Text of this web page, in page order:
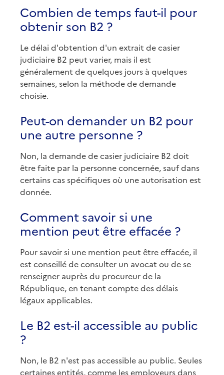
Combien de temps faut-il pour
obtenir son B2 ?
Le délai d'obtention d'un extrait de casier
judiciaire B2 peut varier, mais il est
généralement de quelques jours à quelques
semaines, selon la méthode de demande
choisie.
Peut-on demander un B2 pour
une autre personne ?
Non, la demande de casier judiciaire B2 doit
être faite par la personne concernée, sauf dans
certains cas spécifiques où une autorisation est
donnée.
Comment savoir si une
mention peut être effacée ?
Pour savoir si une mention peut être effacée, il
est conseillé de consulter un avocat ou de se
renseigner auprès du procureur de la
République, en tenant compte des délais
légaux applicables.
Le B2 est-il accessible au public
?
Non, le B2 n'est pas accessible au public. Seules
certaines entités, comme les employeurs dans